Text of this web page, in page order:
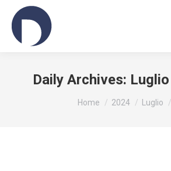
Daily Archives:
You are here:
Home 2024 Luglio